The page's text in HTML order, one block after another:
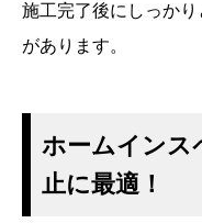
施工完了後にしっか
があります。
ホームインス
止に最適！